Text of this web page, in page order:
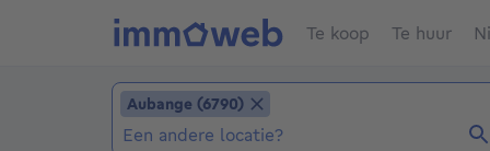
Te koop Te huur
Locaties (Reeds geselecteerde locaties:
Aubange (6790)
Aubange (6790)
Locatie toevoegen